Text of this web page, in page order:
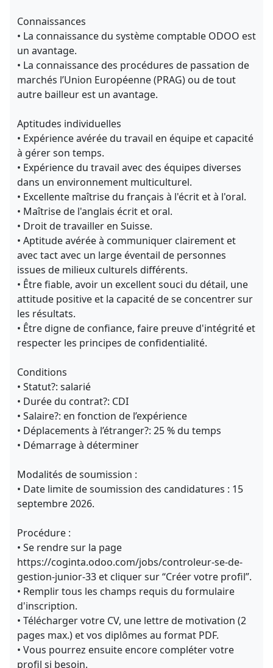
Connaissances
• La connaissance du système comptable ODOO est
un avantage.
• La connaissance des procédures de passation de
marchés l’Union Européenne (PRAG) ou de tout
autre bailleur est un avantage.
Aptitudes individuelles
• Expérience avérée du travail en équipe et capacité
à gérer son temps.
• Expérience du travail avec des équipes diverses
dans un environnement multiculturel.
• Excellente maîtrise du français à l'écrit et à l'oral.
• Maîtrise de l'anglais écrit et oral.
• Droit de travailler en Suisse.
• Aptitude avérée à communiquer clairement et
avec tact avec un large éventail de personnes
issues de milieux culturels différents.
• Être fiable, avoir un excellent souci du détail, une
attitude positive et la capacité de se concentrer sur
les résultats.
• Être digne de confiance, faire preuve d'intégrité et
respecter les principes de confidentialité.
Conditions
• Statut?: salarié
• Durée du contrat?: CDI
• Salaire?: en fonction de l’expérience
• Déplacements à l’étranger?: 25 % du temps
• Démarrage à déterminer
Modalités de soumission :
• Date limite de soumission des candidatures : 15
septembre 2026.
Procédure :
• Se rendre sur la page
https://coginta.odoo.com/jobs/controleur-se-de-
gestion-junior-33 et cliquer sur “Créer votre profil”.
• Remplir tous les champs requis du formulaire
d'inscription.
• Télécharger votre CV, une lettre de motivation (2
pages max.) et vos diplômes au format PDF.
• Vous pourrez ensuite encore compléter votre
profil si besoin.